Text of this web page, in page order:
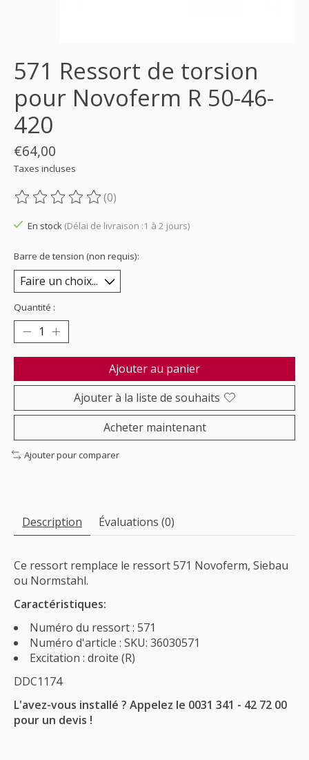
571 Ressort de torsion
pour Novoferm R 50-46-
420
€64,00
Taxes incluses
Ce produit est évalué à
(0)
En stock (Délai de livraison :1 à 2 jours)
Barre de tension (non requis):
Quantité :
Ajouter au panier
Ajouter à la liste de souhaits
Acheter maintenant
Ajouter pour comparer
Description Évaluations (0)
Ce ressort remplace le ressort 571 Novoferm, Siebau
ou Normstahl.
Caractéristiques:
Numéro du ressort : 571
Numéro d'article : SKU: 36030571
Excitation : droite (R)
DDC1174
L'avez-vous installé ? Appelez le 0031 341 - 42 72 00
pour un devis !